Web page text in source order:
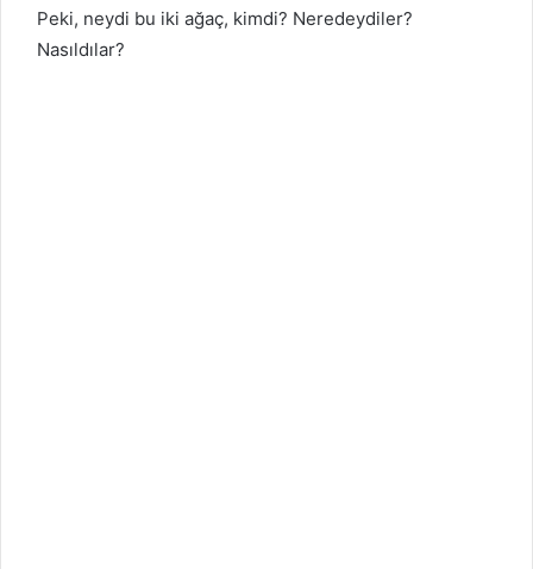
Peki, neydi bu iki ağaç, kimdi? Neredeydiler?
Nasıldılar?